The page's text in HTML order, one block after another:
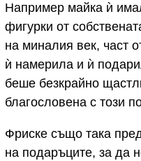
Например майка ѝ
фигурки от
на миналия век, част
ѝ намерила и ѝ
беше безкрайно
благословена с този
Фриске също така
на подаръците, за да